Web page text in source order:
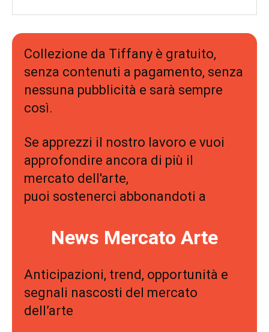
Collezione da Tiffany è gratuito,
senza contenuti a pagamento, senza
nessuna pubblicità e sarà sempre
così.
Se apprezzi il nostro lavoro e vuoi
approfondire ancora di più il
mercato dell'arte,
puoi sostenerci abbonandoti a
News Mercato Arte
Anticipazioni, trend, opportunità e
segnali nascosti del mercato
dell’arte